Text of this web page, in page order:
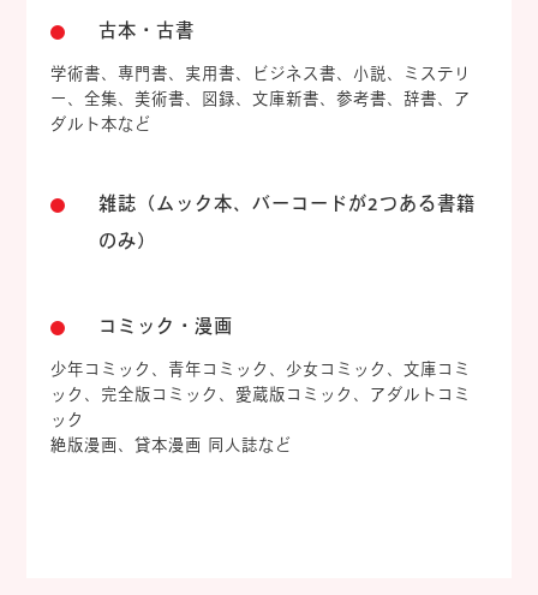
古本・古書
学術書、専門書、実用書、ビジネス書、小説、ミステリ
ー、全集、美術書、図録、文庫新書、参考書、辞書、ア
ダルト本など
雑誌（ムック本、バーコードが2つある書籍
のみ）
コミック・漫画
少年コミック、青年コミック、少女コミック、文庫コミ
ック、完全版コミック、愛蔵版コミック、アダルトコミ
ック
絶版漫画、貸本漫画 同人誌など